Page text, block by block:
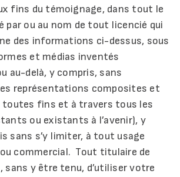
fins du témoignage, dans tout le
par ou au nom de tout licencié qui
des informations ci-dessus, sous
et médias inventés
au-delà, y compris, sans
représentations composites et
toutes fins et à travers tous les
ou existants à l’avenir), y
sans s’y limiter, à tout usage
commercial. Tout titulaire de
sans y être tenu, d’utiliser votre